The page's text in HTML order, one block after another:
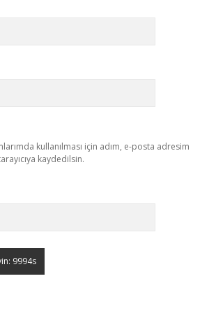
kullanılması için adım, e-posta adresim
kaydedilsin.